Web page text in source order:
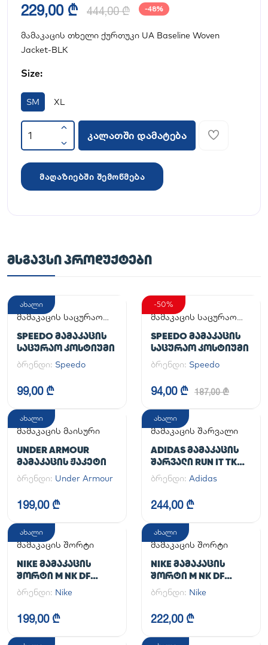
229,00 ₾ 444,00 ₾ -48%
მამაკაცის თხელი ქურთუკი UA Baseline Woven
Jacket-BLK
Size:
SM XL
კალათში დამატება
მაღაზიებში შემოწმება
ᲛᲡᲒᲐᲕᲡᲘ ᲞᲠᲝᲓᲣᲥᲢᲔᲑᲘ
ახალი
მამაკაცის საცურაო
SPEEDO ᲛᲐᲛᲐᲙᲐᲪᲘᲡ
ᲡᲐᲪᲣᲠᲐᲝ ᲙᲝᲡᲢᲘᲣᲛᲘ
ბრენდი: Speedo
99,00 ₾
-50%
მამაკაცის საცურაო
SPEEDO ᲛᲐᲛᲐᲙᲐᲪᲘᲡ
ᲡᲐᲪᲣᲠᲐᲝ ᲙᲝᲡᲢᲘᲣᲛᲘ
ბრენდი: Speedo
94,00 ₾ 187,00 ₾
ახალი
მამაკაცის მაისური
UNDER ARMOUR
ᲛᲐᲛᲐᲙᲐᲪᲘᲡ ᲟᲐᲙᲔᲢᲘ
ბრენდი: Under Armour
199,00 ₾
ახალი
მამაკაცის შარვალი
ADIDAS ᲛᲐᲛᲐᲙᲐᲪᲘᲡ
ᲨᲐᲠᲕᲐᲚᲘ RUN IT TKO
PANT
ბრენდი: Adidas
244,00 ₾
ახალი
მამაკაცის შორტი
NIKE ᲛᲐᲛᲐᲙᲐᲪᲘᲡ
ᲨᲝᲠᲢᲘ M NK DF
UNLIMITED WVN 7IN
ბრენდი: Nike
199,00 ₾
ახალი
მამაკაცის შორტი
NIKE ᲛᲐᲛᲐᲙᲐᲪᲘᲡ
ᲨᲝᲠᲢᲘ M NK DF
UNLIMITED WVN 7IN
2IN1
ბრენდი: Nike
222,00 ₾